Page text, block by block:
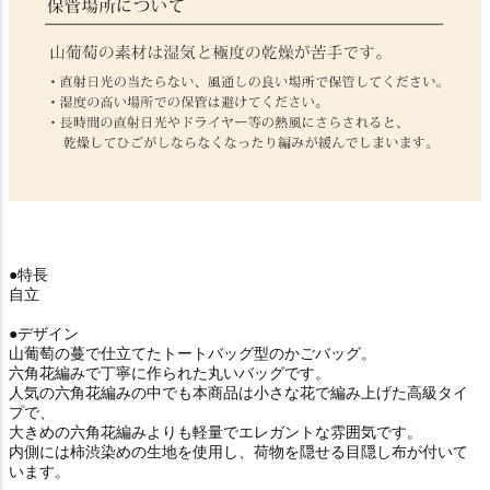
●特長
自立
●デザイン
山葡萄の蔓で仕立てたトートバッグ型のかごバッグ。
六角花編みで丁寧に作られた丸いバッグです。
人気の六角花編みの中でも本商品は小さな花で編み上げた高級タイ
プで、
大きめの六角花編みよりも軽量でエレガントな雰囲気です。
内側には柿渋染めの生地を使用し、荷物を隠せる目隠し布が付いて
います。